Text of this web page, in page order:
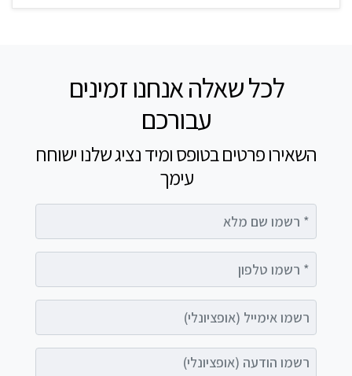
לכל שאלה אנחנו זמינים
עבורכם
השאירו פרטים בטופס ומיד נציג שלנו ישוחח
עימך
רשמו הודעה (אופציונלי)